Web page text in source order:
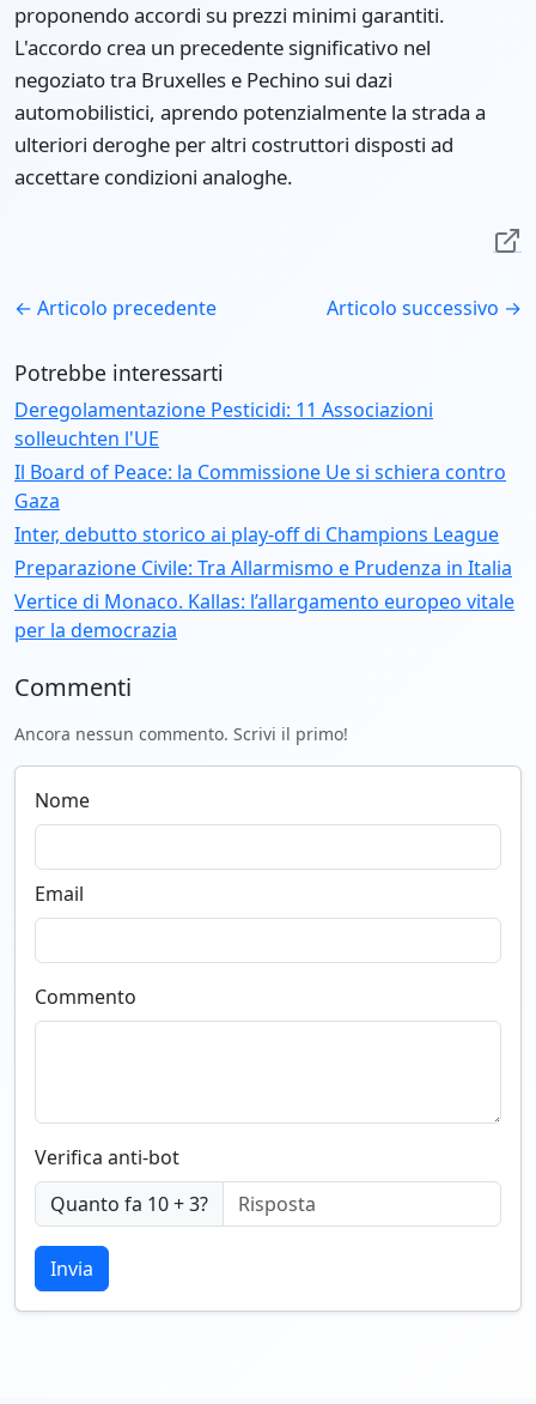
proponendo accordi su prezzi minimi garantiti.
L'accordo crea un precedente significativo nel
negoziato tra Bruxelles e Pechino sui dazi
automobilistici, aprendo potenzialmente la strada a
ulteriori deroghe per altri costruttori disposti ad
accettare condizioni analoghe.
← Articolo precedente Articolo successivo →
Potrebbe interessarti
Deregolamentazione Pesticidi: 11 Associazioni
solleuchten l'UE
Il Board of Peace: la Commissione Ue si schiera contro
Gaza
Inter, debutto storico ai play-off di Champions League
Preparazione Civile: Tra Allarmismo e Prudenza in Italia
Vertice di Monaco. Kallas: l’allargamento europeo vitale
per la democrazia
Commenti
Ancora nessun commento. Scrivi il primo!
Nome
Email
Commento
Verifica anti-bot
Quanto fa 10 + 3?
Invia